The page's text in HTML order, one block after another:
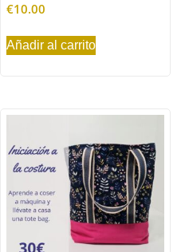
€10.00
Añadir al carrito